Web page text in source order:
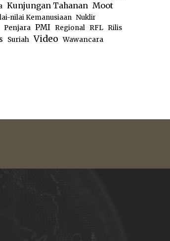
Kunjungan Tahanan Moot
nilai Kemanusiaan Nuklir
Penjara PMI Regional RFL
Rilis
Suriah Video Wawancara